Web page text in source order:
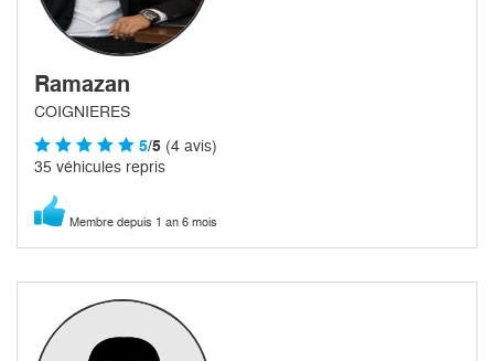
Ramazan
COIGNIERES
5/5 (4 avis)
35 véhicules repris
Membre depuis 1 an 6 mois